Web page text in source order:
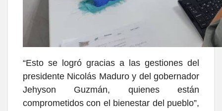
“Esto se logró gracias a las gestiones del
presidente Nicolás Maduro y del gobernador
Jehyson Guzmán, quienes están
comprometidos con el bienestar del pueblo”,